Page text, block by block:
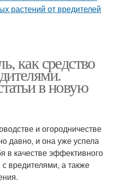
как средство
в новую
и огородничестве
давно, и она уже успела
в качестве эффективного
вредителями, а также